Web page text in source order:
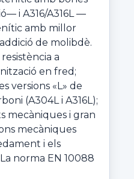
i A316/A316L —
amb millor
de molibdè.
a
en fred;
versions «L» de
(A304L i A316L);
mecàniques i gran
mecàniques
i els
norma EN 10088